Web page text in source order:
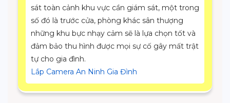
sát toàn cảnh khu vực cần giám sát, một trong
số đó là trước cửa, phòng khác sân thượng
những khu bực nhạy cảm sẽ là lựa chọn tốt và
đảm bảo thu hình được mọi sự cố gây mất trật
tự cho gia đình.
Lắp Camera An Ninh Gia Đình